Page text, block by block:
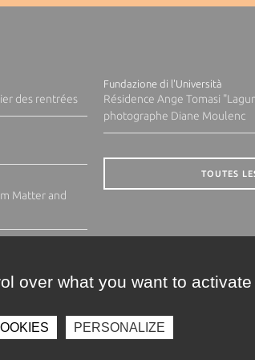
des rentrées
Matter and
Fundazione di l'Università
Résidence Ange Tomasi
photographe Diane Moulenc
TOUTES
over what you want to activate
PERSONALIZE